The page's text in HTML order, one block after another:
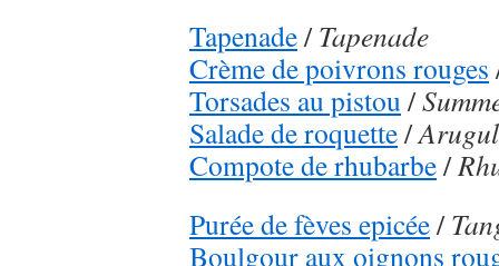
Tapenade/Tapenade
Crème de poivrons rouges
Torsades au pistou /
Salade de roquette/
Compote de rhubarbe/
Purée de fèves epicée/
Boulgour aux oignons